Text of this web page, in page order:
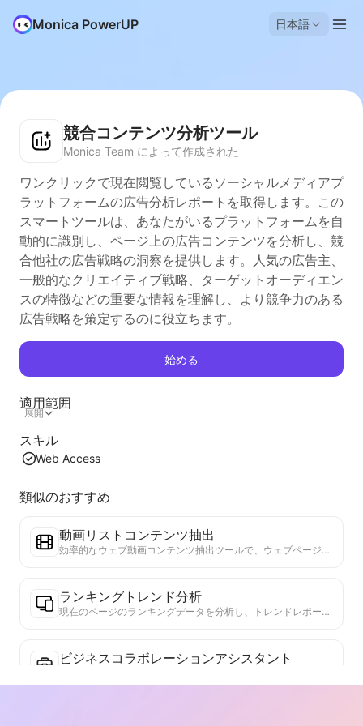
Monica PowerUP 日本語
競合コンテンツ分析ツール
Monica Team によって作成された
ワンクリックで現在閲覧しているソーシャルメディアプ
ラットフォームの広告分析レポートを取得します。この
スマートツールは、あなたがいるプラットフォームを自
動的に識別し、ページ上の広告コンテンツを分析し、競
合他社の広告戦略の洞察を提供します。人気の広告主、
一般的なクリエイティブ戦略、ターゲットオーディエン
スの特徴などの重要な情報を理解し、より競争力のある
広告戦略を策定するのに役立ちます。
始める
適用範囲
展開
スキル
Web Access
類似のおすすめ
動画リストコンテンツ抽出
効率的なウェブ動画コンテンツ抽出ツールで、ウェブページを迅速にスキャンし、動画情報を構造化されたMarkdownテーブルに整理します。
ランキングトレンド分析
現在のページのランキングデータを分析し、トレンドレポートを生成します。人気のカテゴリ、急成長している製品タイプ、新興技術を特定します。最新の製品トレンドと市場動向を理解するための即時市場インサイトを提供します。
ビジネスコラボレーションアシスタント